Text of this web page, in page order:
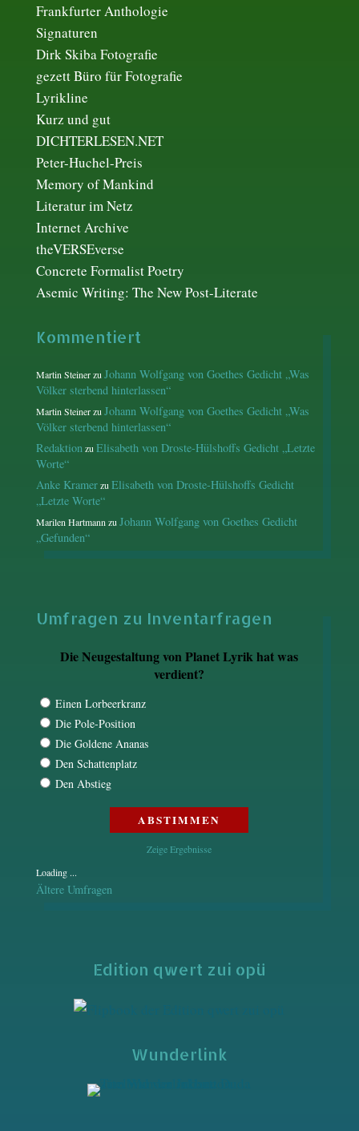
Frankfurter Anthologie
Signaturen
Dirk Skiba Fotografie
gezett Büro für Fotografie
Lyrikline
Kurz und gut
DICHTERLESEN.NET
Peter-Huchel-Preis
Memory of Mankind
Literatur im Netz
Internet Archive
theVERSEverse
Concrete Formalist Poetry
Asemic Writing: The New Post-Literate
Kommentiert
Martin SteinerzuJohann Wolfgang von Goethes Gedicht „Was
Völker sterbend hinterlassen“
Martin SteinerzuJohann Wolfgang von Goethes Gedicht „Was
Völker sterbend hinterlassen“
RedaktionzuElisabeth von Droste-Hülshoffs Gedicht „Letzte
Worte“
Anke KramerzuElisabeth von Droste-Hülshoffs Gedicht
„Letzte Worte“
Marilen HartmannzuJohann Wolfgang von Goethes Gedicht
„Gefunden“
Umfragen zu Inventarfragen
Die Neugestaltung von Planet Lyrik hat was
verdient?
Einen Lorbeerkranz
Die Pole-Position
Die Goldene Ananas
Den Schattenplatz
Den Abstieg
Zeige Ergebnisse
Loading ...
Ältere Umfragen
Edition qwert zui opü
Wunderlink